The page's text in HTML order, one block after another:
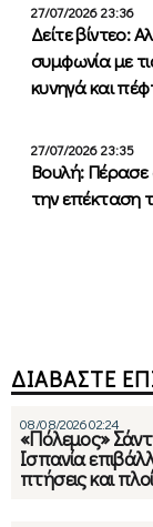
27/07/2026 23:36
Δείτε βίντεο:
συμφωνία με
κυνηγά και
27/07/2026 23:35
Βουλή: Πέρασε
την επέκταση
ΔΙΑΒΑΣΤΕ
08/08/2026 02:24
«Πόλεμος»
Ισπανία
πτήσεις και